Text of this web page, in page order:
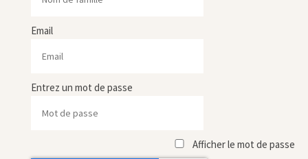
Email
Entrez un mot de passe
Afficher le mot de passe